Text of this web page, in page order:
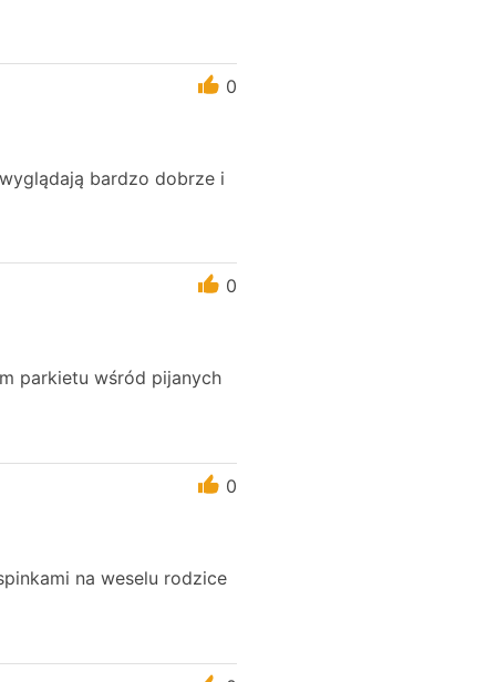
0
bardzo dobrze i
0
parkietu wśród pijanych
0
na weselu rodzice